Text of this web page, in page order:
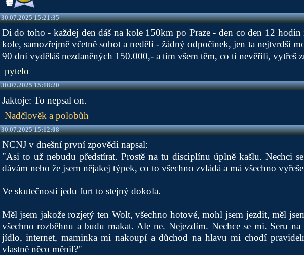
30.07.2025 15:21:35
Di do toho - každej den dáš na kole 150km po Praze - den co den 12
kole, samozřejmě včetně sobot a nedělí - žádný odpočinek, jen ta nejtvrdší
90 dní vyděláš nezdaněných 150.000,- a tím všem těm, co ti nevěřili, vytřeš
pytelo
30.07.2025 15:18:20
Jaktoje: To nepsal on.
Nadčlověk a polobůh
30.07.2025 15:12:08
NCNJ v dnešní první zpovědi napsal:
"Asi to už nebudu předstírat. Prostě na tu disciplínu úplně kašlu. Nechci
dávám nebo že jsem nějakej týpek, co to všechno zvládá a má všechno
Ve skutečnosti jedu furt to stejný dokola.
Měl jsem jakože rozjetý ten Wolt, všechno hotové, mohl jsem jezdit, měl
všechno rozběhnu a budu makat. Ale ne. Nejezdím. Nechce se mi. Seru
jídlo, internet, maminka mi nakoupí a důchod na hlavu mi chodí
vlastně něco měnil?"